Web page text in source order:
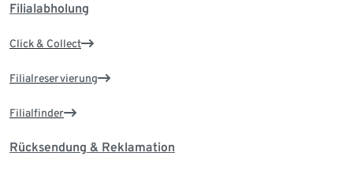
Filialabholung
Click & Collect
Filialreservierung
Filialfinder
Rücksendung & Reklamation